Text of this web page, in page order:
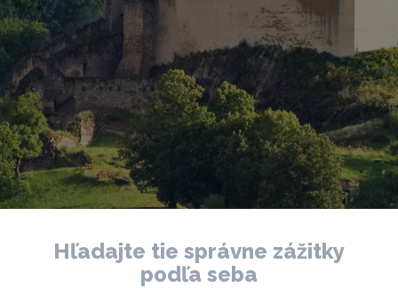
Hľadajte tie správne zážitky
podľa seba